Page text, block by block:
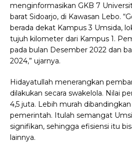
menginformasikan GKB 7
barat Sidoarjo, di Kawasan Lebo.
berada dekat Kampus 3 Umsida,
tujuh kilometer dari Kampus 1.
pada bulan Desember 2022 dan
2024,” ujarnya.
Hidayatullah menerangkan
dilakukan secara swakelola. Nilai
4,5 juta. Lebih murah
pemerintah. Itulah semangat
signifikan, sehingga efisiensi itu
lainnya.